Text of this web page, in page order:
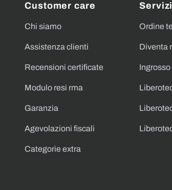
Customer care
Chi siamo
Assistenza clienti
Recensioni certificate
Modulo resi rma
Garanzia
Agevolazioni fiscali
Categorie extra
Ordine
Diventa
Ingrosso